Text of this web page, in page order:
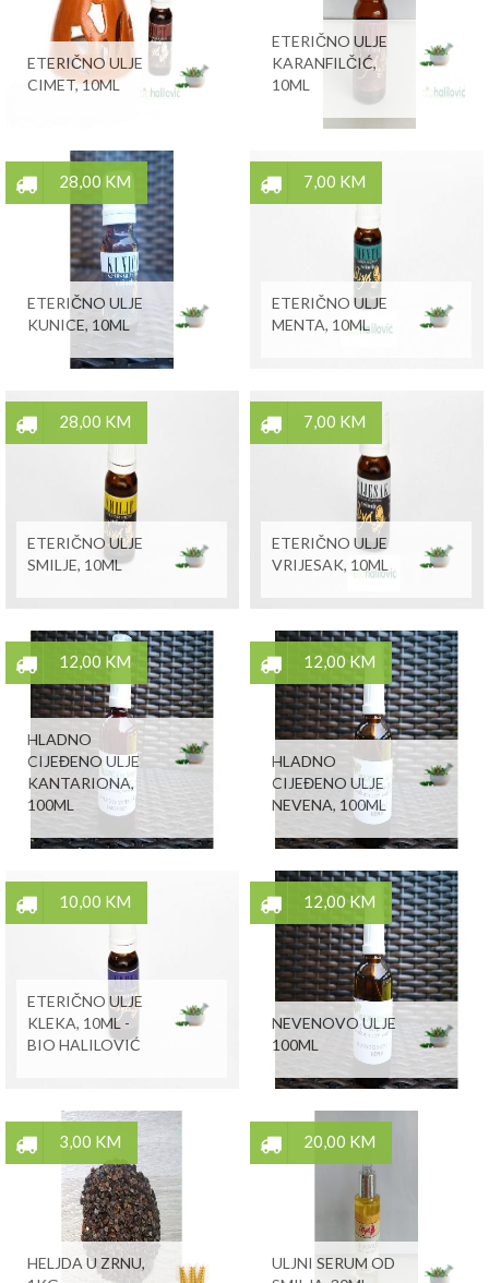
ETERIČNO ULJE
CIMET, 10ML
ETERIČNO ULJE
KARANFILČIĆ,
10ML
28,00 KM
ETERIČNO ULJE
KUNICE, 10ML
7,00 KM
ETERIČNO ULJE
MENTA, 10ML
28,00 KM
ETERIČNO ULJE
SMILJE, 10ML
7,00 KM
ETERIČNO ULJE
VRIJESAK, 10ML
12,00 KM
HLADNO
CIJEĐENO ULJE
KANTARIONA,
100ML
12,00 KM
HLADNO
CIJEĐENO ULJE
NEVENA, 100ML
10,00 KM
ETERIČNO ULJE
KLEKA, 10ML -
BIO HALILOVIĆ
12,00 KM
NEVENOVO ULJE
100ML
3,00 KM
HELJDA U ZRNU,
20,00 KM
ULJNI SERUM OD